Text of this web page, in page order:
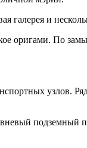
галерея и
оригами. По
узлов.
подземный